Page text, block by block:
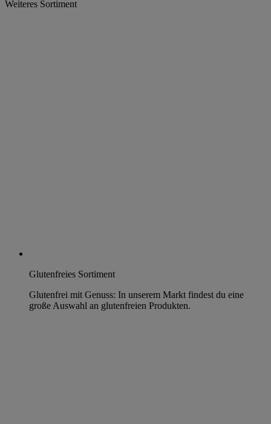
Weiteres Sortiment
Glutenfreies Sortiment
Glutenfrei mit Genuss: In unserem Markt findest du eine
große Auswahl an glutenfreien Produkten.